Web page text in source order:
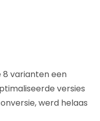
varianten een
versies
werd helaas